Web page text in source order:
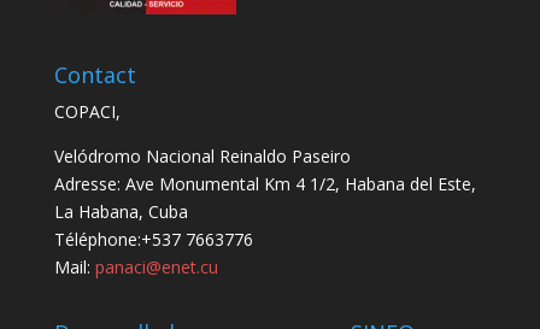
Contact
COPACI,
Velódromo Nacional Reinaldo Paseiro
Adresse: Ave Monumental Km 4 1/2, Habana del Este,
La Habana, Cuba
Téléphone:+537 7663776
Mail: panaci@enet.cu